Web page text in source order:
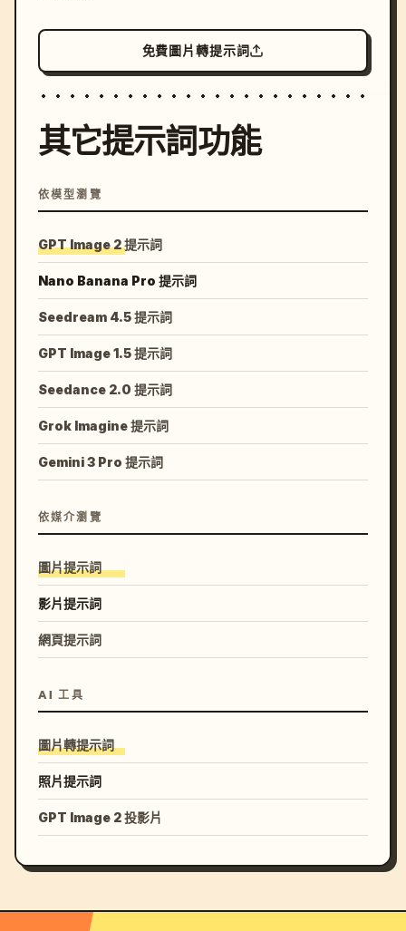
免費圖片轉提示詞
其它提示詞功能
依模型瀏覽
GPT Image 2 提示詞
Nano Banana Pro 提示詞
Seedream 4.5 提示詞
GPT Image 1.5 提示詞
Seedance 2.0 提示詞
Grok Imagine 提示詞
Gemini 3 Pro 提示詞
依媒介瀏覽
圖片提示詞
影片提示詞
網頁提示詞
AI 工具
圖片轉提示詞
照片提示詞
GPT Image 2 投影片